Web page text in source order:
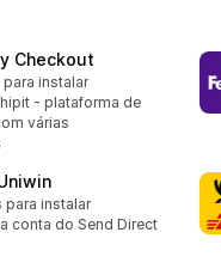
Checkout
todo
para instalar
- plataforma de
várias
todo
para instalar
conta do Send Direct